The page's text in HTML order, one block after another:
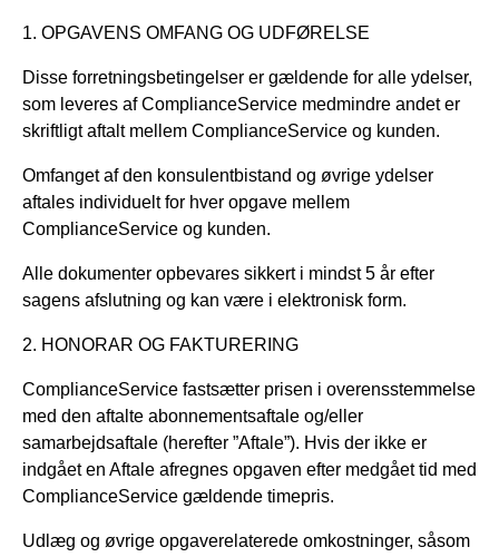
1. OPGAVENS OMFANG OG UDFØRELSE
Disse forretningsbetingelser er gældende for alle ydelser,
som leveres af ComplianceService medmindre andet er
skriftligt aftalt mellem ComplianceService og kunden.
Omfanget af den konsulentbistand og øvrige ydelser
aftales individuelt for hver opgave mellem
ComplianceService og kunden.
Alle dokumenter opbevares sikkert i mindst 5 år efter
sagens afslutning og kan være i elektronisk form.
2. HONORAR OG FAKTURERING
ComplianceService fastsætter prisen i overensstemmelse
med den aftalte abonnementsaftale og/eller
samarbejdsaftale (herefter ”Aftale”). Hvis der ikke er
indgået en Aftale afregnes opgaven efter medgået tid med
ComplianceService gældende timepris.
Udlæg og øvrige opgaverelaterede omkostninger, såsom